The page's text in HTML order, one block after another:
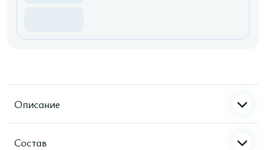
Описание
Состав